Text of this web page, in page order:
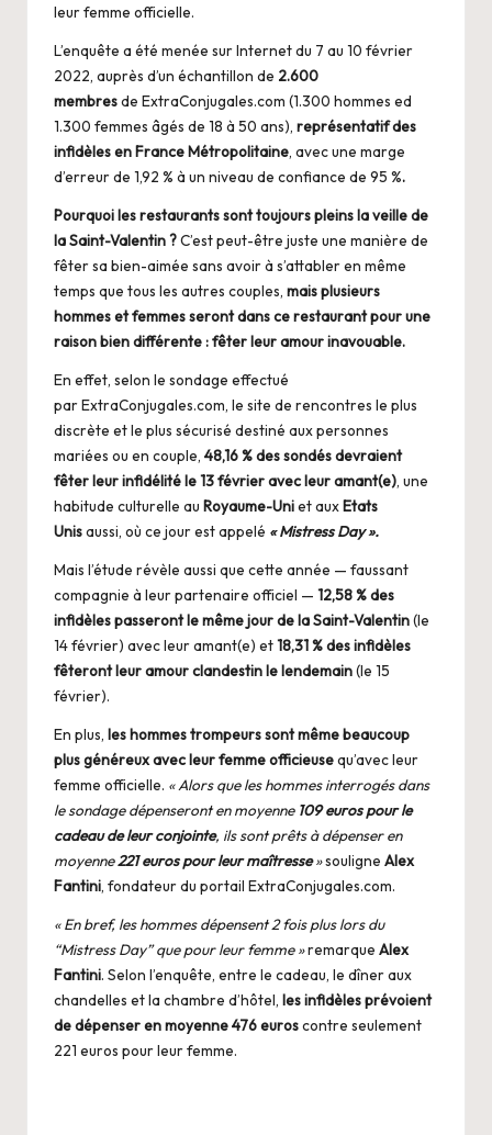
leur femme officielle.
L’enquête a été menée sur Internet du 7 au 10 février
2022, auprès d’un échantillon de 2.600
membresde ExtraConjugales.com (1.300 hommes ed
1.300 femmes âgés de 18 à 50 ans), représentatif des
infidèles en France Métropolitaine, avec une marge
d’erreur de 1,92 % à un niveau de confiance de 95 %.
Pourquoi les restaurants sont toujours pleins la veille de
la Saint-Valentin ?C’est peut-être juste une manière de
fêter sa bien-aimée sans avoir à s’attabler en même
temps que tous les autres couples, mais plusieurs
hommes et femmes seront dans ce restaurant pour une
raison bien différente : fêter leur amour inavouable.
En effet, selon le sondage effectué
parExtraConjugales.com, le site de rencontres le plus
discrète et le plus sécurisé destiné aux personnes
mariées ou en couple, 48,16 % des sondés devraient
fêter leur infidélité le 13 février avec leur amant(e), une
habitude culturelle au Royaume-Uniet auxEtats
Unisaussi, où ce jour est appelé « Mistress Day ».
Mais l’étude révèle aussi que cette année — faussant
compagnie à leur partenaire officiel — 12,58 % des
infidèles passeront le même jour de la Saint-Valentin(le
14 février) avec leur amant(e) et18,31 % des infidèles
fêteront leur amour clandestin le lendemain(le 15
février).
En plus, les hommes trompeurs sont même beaucoup
plus généreux avec leur femme officieusequ’avec leur
femme officielle. « Alors que les hommes interrogés dans
le sondage dépenseront en moyenne 109 euros pour le
cadeau de leur conjointe, ils sont prêts à dépenser en
moyenne221 euros pour leur maîtresse»souligne Alex
Fantini, fondateur du portail ExtraConjugales.com.
« En bref, les hommes dépensent 2 fois plus lors du
“Mistress Day” que pour leur femme »remarque Alex
Fantini. Selon l’enquête, entre le cadeau, le dîner aux
chandelles et la chambre d’hôtel, les infidèles prévoient
de dépenser en moyenne 476 euroscontre seulement
221 euros pour leur femme.